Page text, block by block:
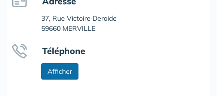
37, Rue Victoire Deroide
59660 MERVILLE
Téléphone
Afficher